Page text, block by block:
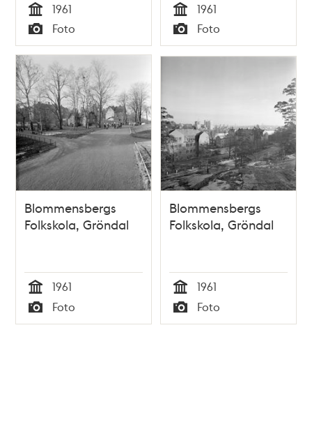
Tid
1961
Typ
Foto Tid
1961
Typ
Foto
Blommensbergs
Folkskola, Gröndal
Tid
1961
Typ
Foto
Blommensbergs
Folkskola, Gröndal
Tid
1961
Typ
Foto